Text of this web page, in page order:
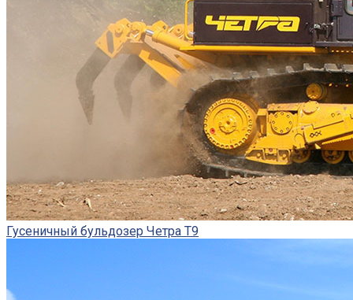
Гусеничный бульдозер Четра Т9